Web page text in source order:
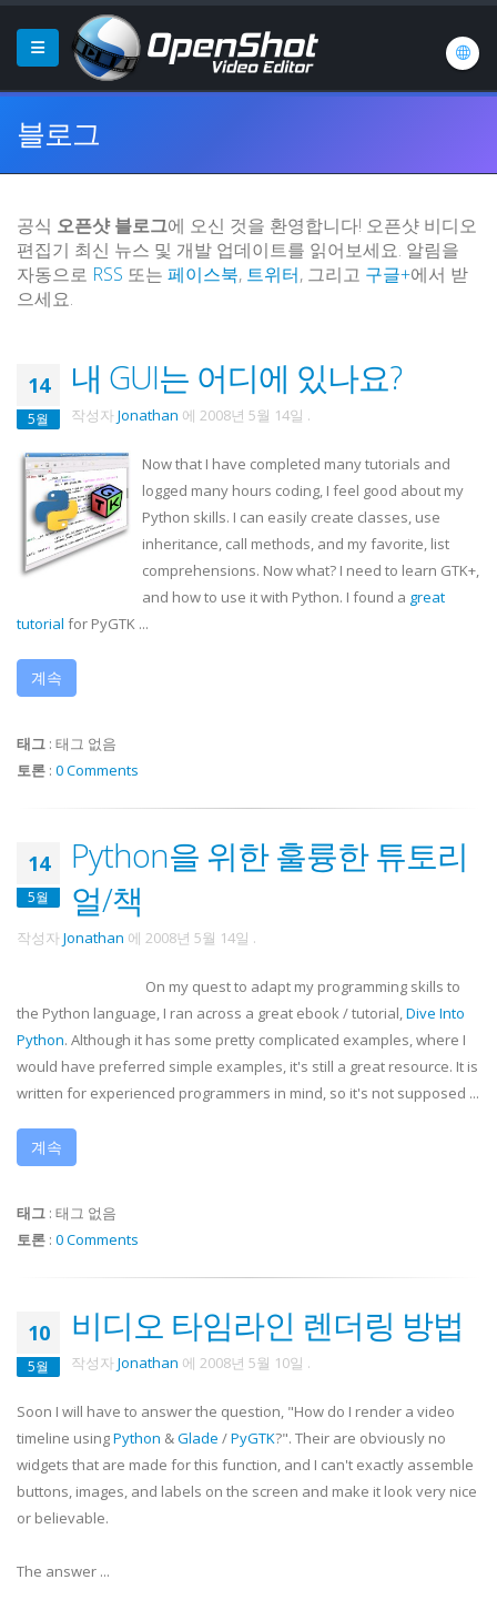
블로그
공식 오픈샷 블로그에 오신 것을 환영합니다! 오픈샷 비디오
편집기 최신 뉴스 및 개발 업데이트를 읽어보세요. 알림을
자동으로 RSS 또는 페이스북, 트위터, 그리고 구글+에서 받
으세요.
14
5월
내 GUI는 어디에 있나요?
작성자Jonathan 에 2008년 5월 14일 .
Now that I have completed many tutorials and
logged many hours coding, I feel good about my
Python skills. I can easily create classes, use
inheritance, call methods, and my favorite, list
comprehensions. Now what? I need to learn GTK+,
and how to use it with Python. I found a great
tutorial for PyGTK ...
계속
태그 : 태그 없음
토론 : 0 Comments
14
5월
Python을 위한 훌륭한 튜토리
얼/책
작성자Jonathan 에 2008년 5월 14일 .
On my quest to adapt my programming skills to
the Python language, I ran across a great ebook/ tutorial,Dive Into
Python. Although it has some pretty complicated examples, where I
would have preferred simple examples, it's still a great resource. It is
written for experienced programmers in mind, so it's not supposed ...
계속
태그 : 태그 없음
토론 : 0 Comments
10
5월
비디오 타임라인 렌더링 방법
작성자Jonathan 에 2008년 5월 10일 .
Soon I will have to answer the question, "How do I render a video
timeline usingPython &Glade /PyGTK?". Their are obviously no
widgets that are made for this function, and I can't exactly assemble
buttons, images, and labels on the screen and make it look very nice
or believable.
The answer ...